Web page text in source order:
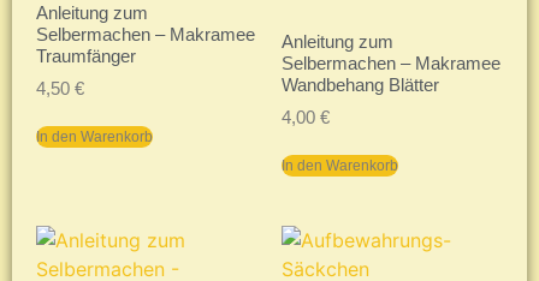
Anleitung zum
Selbermachen – Makramee
Traumfänger
4,50 €
In den Warenkorb
Anleitung zum
Selbermachen – Makramee
Wandbehang Blätter
4,00 €
In den Warenkorb